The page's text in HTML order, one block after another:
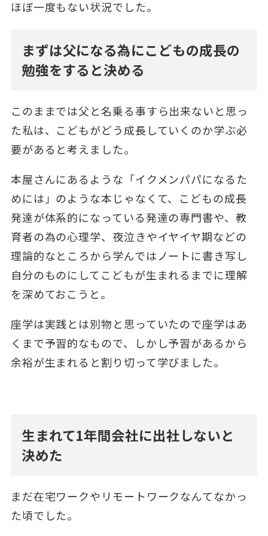
ほぼ一度もない状況でした。
まずは父になる為にこどもの成長の
勉強をすると決める
このままでは父と名乗る事すら出来ないと思っ
た私は、こどもがどう成長していくのか学ぶ必
要があると考えました。
本屋さんにあるような「イクメンパパになるた
めには」のような本じゃなくて、こどもの成長
発達が体系的になっている発達の専門書や、教
育者の為の心理学、夜泣きやイヤイヤ期などの
理論的なところから学んではノートに書き写し
自分のものにしてこどもが生まれるまでに理解
を深めておこうと。
座学は実践とは別物と思っていたので座学はあ
くまで予習的なもので、しかし予習があるから
余裕が生まれると割り切って学びました。
生まれて1年間会社に出社しないと
決めた
まだ在宅ワークやリモートワークなんてなかっ
た頃でした。